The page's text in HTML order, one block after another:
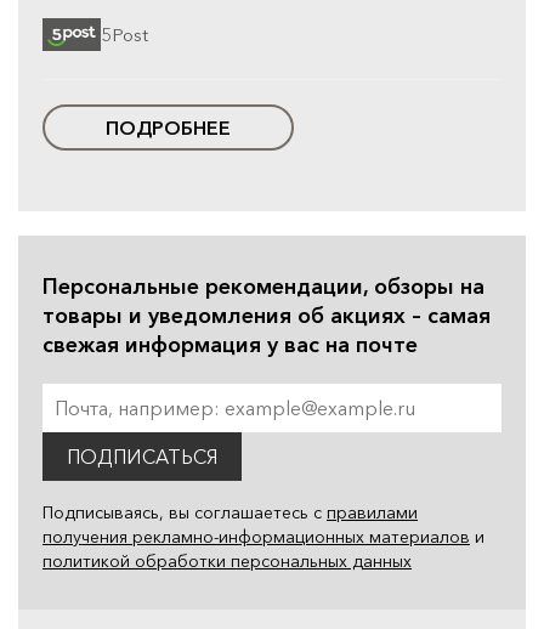
5Post
ПОДРОБНЕЕ
Персональные рекомендации, обзоры на
товары и уведомления об акциях – самая
свежая информация у вас на почте
ПОДПИСАТЬСЯ
Подписываясь, вы соглашаетесь с правилами
получения рекламно-информационных материалов и
политикой обработки персональных данных